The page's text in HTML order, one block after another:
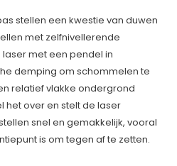
stellen een kwestie van duwen
met zelfnivellerende
met een pendel in
demping om schommelen te
relatief vlakke ondergrond
het over en stelt de laser
snel en gemakkelijk, vooral
is om tegen af te zetten.